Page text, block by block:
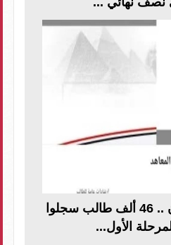
صوت الأمة حتى الآن .. 46 ألف طالب سجلوا
الأول...